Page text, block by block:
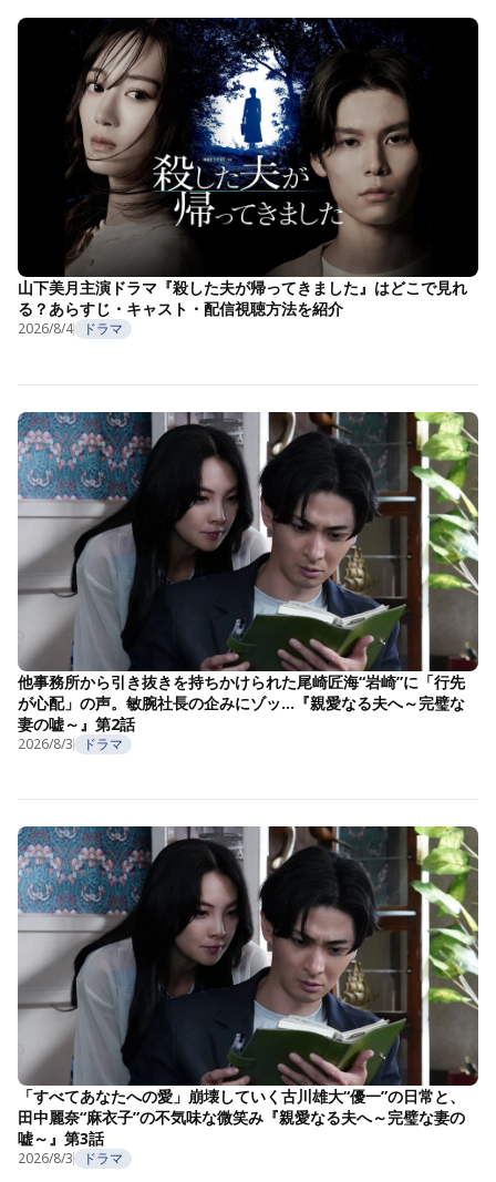
山下美月主演ドラマ『殺した夫が帰ってきました』はどこで見れ
る？あらすじ・キャスト・配信視聴方法を紹介
2026/8/4 ドラマ
他事務所から引き抜きを持ちかけられた尾崎匠海“岩崎”に「行先
が心配」の声。敏腕社長の企みにゾッ…『親愛なる夫へ～完璧な
妻の嘘～』第2話
2026/8/3 ドラマ
「すべてあなたへの愛」崩壊していく古川雄大“優一”の日常と、
田中麗奈“麻衣子”の不気味な微笑み『親愛なる夫へ～完璧な妻の
嘘～』第3話
2026/8/3 ドラマ